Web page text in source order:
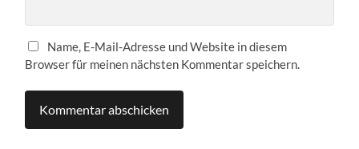
Name, E-Mail-Adresse und Website in diesem
Browser für meinen nächsten Kommentar speichern.